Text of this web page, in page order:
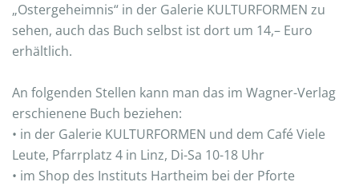
„Ostergeheimnis“ in der Galerie KULTURFORMEN zu
sehen, auch das Buch selbst ist dort um 14,– Euro
erhältlich.
An folgenden Stellen kann man das im Wagner-Verlag
erschienene Buch beziehen:
• in der Galerie KULTURFORMEN und dem Café Viele
Leute, Pfarrplatz 4 in Linz, Di-Sa 10-18 Uhr
• im Shop des Instituts Hartheim bei der Pforte